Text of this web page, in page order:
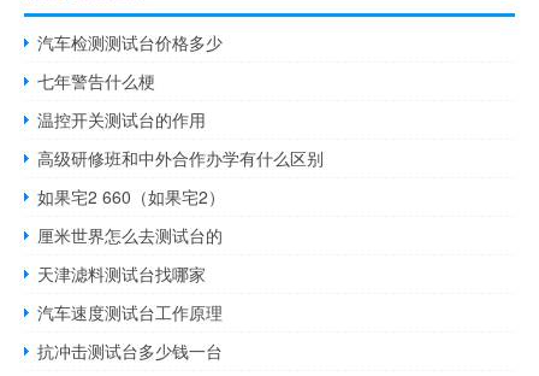
汽车检测测试台价格多少
七年警告什么梗
温控开关测试台的作用
高级研修班和中外合作办学有什么区别
如果宅2 660（如果宅2）
厘米世界怎么去测试台的
天津滤料测试台找哪家
汽车速度测试台工作原理
抗冲击测试台多少钱一台